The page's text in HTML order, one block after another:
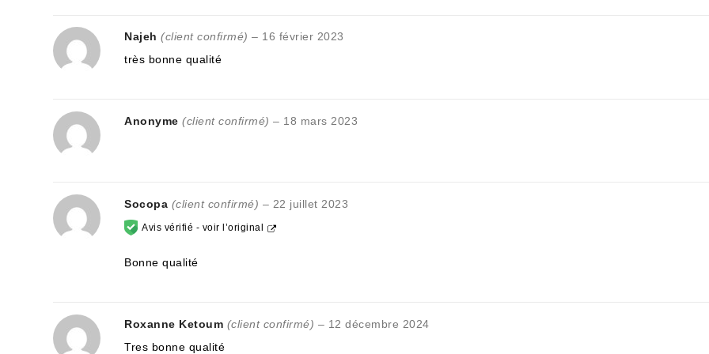
Najeh(client confirmé) – 16 février 2023
très bonne qualité
Anonyme(client confirmé) – 18 mars 2023
Socopa (client confirmé) – 22 juillet 2023
Avis vérifié - voir l’original
Bonne qualité
Roxanne Ketoum (client confirmé) – 12 décembre 2024
Tres bonne qualité